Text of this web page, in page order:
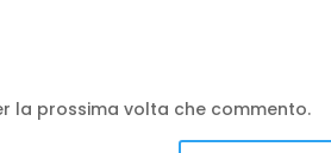
la prossima volta che commento.